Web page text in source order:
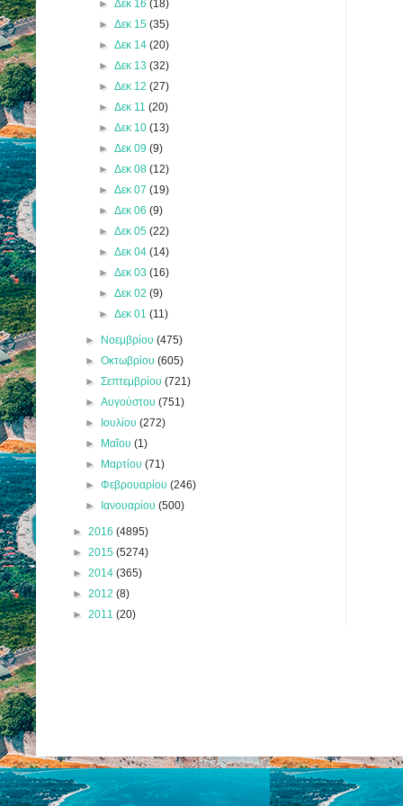
► Δεκ 16 (18)
► Δεκ 15 (35)
► Δεκ 14 (20)
► Δεκ 13 (32)
► Δεκ 12 (27)
► Δεκ 11 (20)
► Δεκ 10 (13)
► Δεκ 09 (9)
► Δεκ 08 (12)
► Δεκ 07 (19)
► Δεκ 06 (9)
► Δεκ 05 (22)
► Δεκ 04 (14)
► Δεκ 03 (16)
► Δεκ 02 (9)
► Δεκ 01 (11)
► Νοεμβρίου(475)
►Οκτωβρίου(605)
►Σεπτεμβρίου(721)
►Αυγούστου(751)
► Ιουλίου(272)
► Μαΐου(1)
► Μαρτίου(71)
►Φεβρουαρίου(246)
► Ιανουαρίου(500)
► 2016 (4895)
► 2015 (5274)
► 2014 (365)
► 2012 (8)
► 2011 (20)